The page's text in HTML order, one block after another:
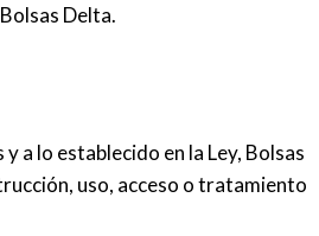
Delta.
a lo establecido en la Ley, Bolsas
uso, acceso o tratamiento